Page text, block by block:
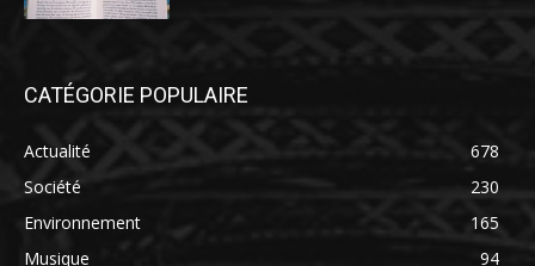
CATÉGORIE POPULAIRE
Actualité
678
Société
230
Environnement
165
Musique
94